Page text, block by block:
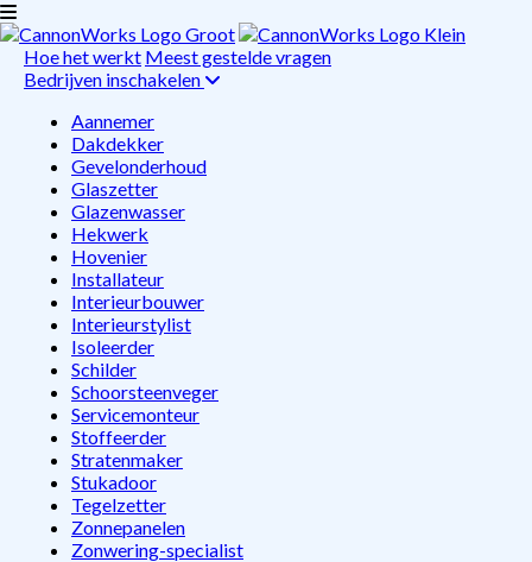
Hoe het werkt Meest gestelde vragen
Bedrijven inschakelen
Aannemer
Dakdekker
Gevelonderhoud
Glaszetter
Glazenwasser
Hekwerk
Hovenier
Installateur
Interieurbouwer
Interieurstylist
Isoleerder
Schilder
Schoorsteenveger
Servicemonteur
Stoffeerder
Stratenmaker
Stukadoor
Tegelzetter
Zonnepanelen
Zonwering-specialist